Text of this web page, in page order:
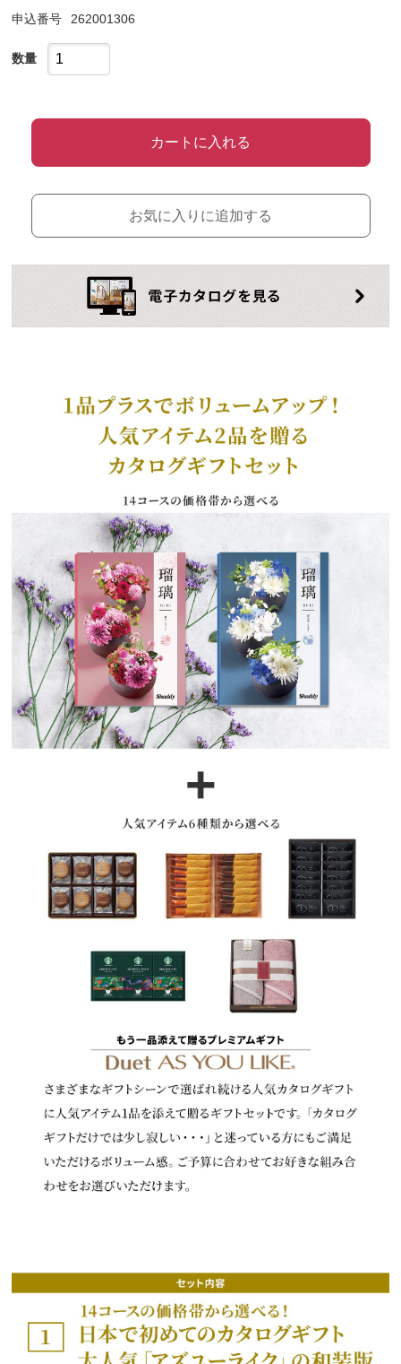
申込番号 262001306
数量
カートに入れる
お気に入りに追加する